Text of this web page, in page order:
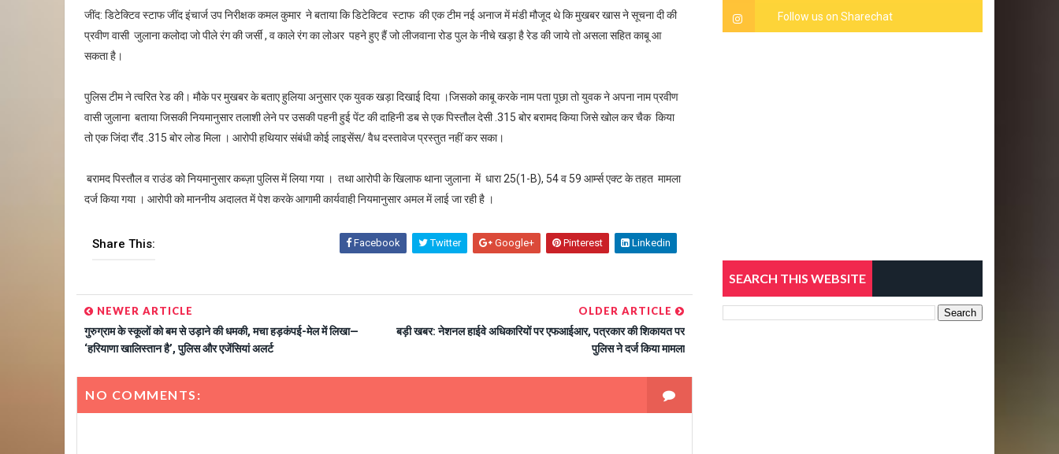
जींद: डिटेक्टिव स्टाफ जींद इंचार्ज उप निरीक्षक कमल कुमार ने बताया कि डिटेक्टिव स्टाफ की एक टीम नई अनाज में मंडी मौजूद थे कि मुखबर खास ने सूचना दी की
प्रवीण वासी जुलाना कलोदा जो पीले रंग की जर्सी , व काले रंग का लोअर पहने हुए हैं जो लीजवाना रोड पुल के नीचे खड़ा है रेड की जाये तो असला सहित काबू आ
सकता है।
पुलिस टीम ने त्वरित रेड की। मौके पर मुखबर के बताए हुलिया अनुसार एक युवक खड़ा दिखाई दिया ।जिसको काबू करके नाम पता पूछा तो युवक ने अपना नाम प्रवीण
वासी जुलाना बताया जिसकी नियमानुसार तलाशी लेने पर उसकी पहनी हुई पेंट की दाहिनी डब से एक पिस्तौल देसी .315 बोर बरामद किया जिसे खोल कर चैक किया
तो एक जिंदा रौंद .315 बोर लोड मिला । आरोपी हथियार संबंधी कोई लाइसेंस/ वैध दस्तावेज प्रस्तुत नहीं कर सका।
बरामद पिस्तौल व राउंड को नियमानुसार कब्ज़ा पुलिस में लिया गया । तथा आरोपी के खिलाफ थाना जुलाना में धारा 25(1-B), 54 व 59 आर्म्स एक्ट के तहत मामला
दर्ज किया गया । आरोपी को माननीय अदालत में पेश करके आगामी कार्यवाही नियमानुसार अमल में लाई जा रही है ।
Share This: Facebook Twitter Google+ Pinterest Linkedin
NEWER ARTICLE
गुरुग्राम के स्कूलों को बम से उड़ाने की धमकी, मचा हड़कंपई-मेल में लिखा—
‘हरियाणा खालिस्तान है’, पुलिस और एजेंसियां अलर्ट
OLDER ARTICLE
बड़ी खबर: नेशनल हाईवे अधिकारियों पर एफआईआर, पत्रकार की शिकायत पर
पुलिस ने दर्ज किया मामला
NO COMMENTS:
SEARCH THIS WEBSITE